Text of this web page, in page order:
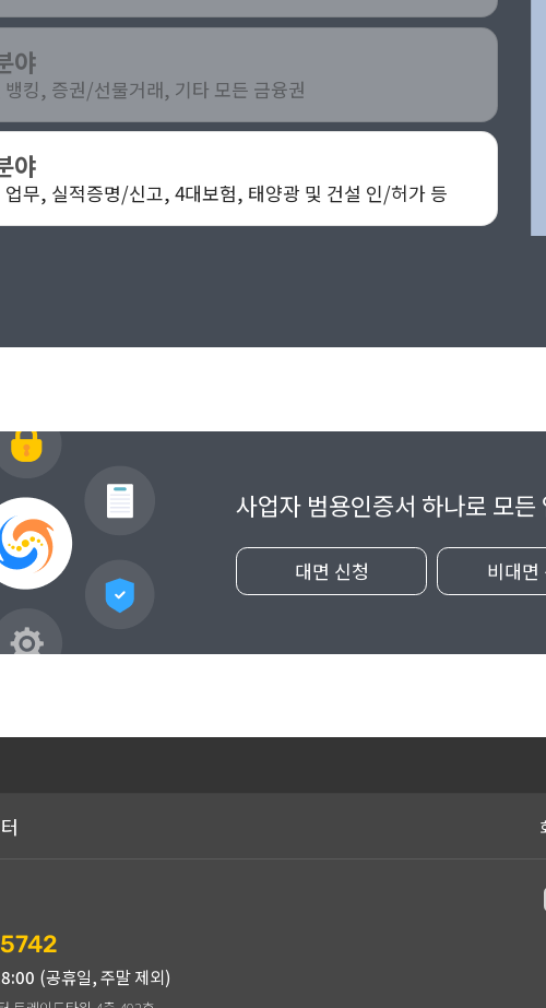
야
뱅킹, 증권/선물거래, 기타 모든 금융권
야
업무, 실적증명/신고, 4대보험, 태양광 및 건설 인/허가 등
사업자 범용인증서 하나로 모든
대면 신청 비대면
(공휴일, 주말 제외)